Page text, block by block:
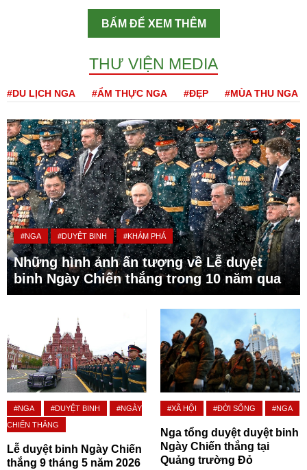
BẤM ĐỂ XEM THÊM
THƯ VIỆN MEDIA
#DU LỊCH NGA #ẨM THỰC NGA #ĐẸP #MÙA THU NGA
#NGA #DUYỆT BINH #KHÁM PHÁ
Những hình ảnh ấn tượng về Lễ duyệt
binh Ngày Chiến thắng trong 10 năm qua
#NGA #DUYỆT BINH
#NGÀY
CHIẾN THẮNG
Lễ duyệt binh Ngày Chiến
thắng 9 tháng 5 năm 2026
#XÃ HỘI #ĐỜI SỐNG #NGA
Nga tổng duyệt duyệt binh
Ngày Chiến thắng tại
Quảng trường Đỏ